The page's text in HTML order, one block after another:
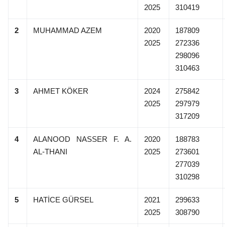
2025
310419
2 MUHAMMAD AZEM
2020
2025
187809
272336
298096
310463
3 AHMET KÖKER
2024
2025
275842
297979
317209
4
ALANOOD NASSER F. A.
AL-THANI
2020
2025
188783
273601
277039
310298
5 HATİCE GÜRSEL
2021
2025
299633
308790